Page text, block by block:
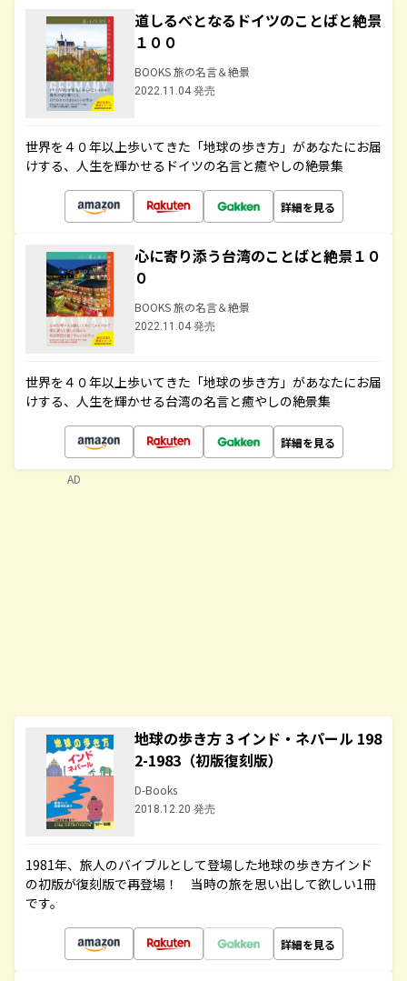
道しるべとなるドイツのことばと絶景
１００
BOOKS 旅の名言＆絶景
2022.11.04 発売
世界を４０年以上歩いてきた「地球の歩き方」があなたにお届
けする、人生を輝かせるドイツの名言と癒やしの絶景集
詳細を見る
心に寄り添う台湾のことばと絶景１０
０
BOOKS 旅の名言＆絶景
2022.11.04 発売
世界を４０年以上歩いてきた「地球の歩き方」があなたにお届
けする、人生を輝かせる台湾の名言と癒やしの絶景集
詳細を見る
地球の歩き方 3 インド・ネパール 198
2-1983（初版復刻版）
D-Books
2018.12.20 発売
1981年、旅人のバイブルとして登場した地球の歩き方インド
の初版が復刻版で再登場！ 当時の旅を思い出して欲しい1冊
です。
詳細を見る
AD